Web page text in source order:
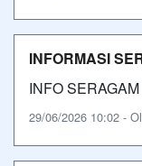
INFORMASI
INFO SERAGAM
29/06/2026 10:02 -